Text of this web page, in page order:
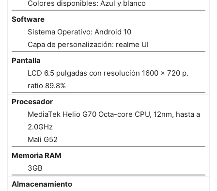
Colores disponibles: Azul y blanco
Software
Sistema Operativo: Android 10
Capa de personalización: realme UI
Pantalla
LCD 6.5 pulgadas con resolución 1600 x 720 p.
ratio 89.8%
Procesador
MediaTek Helio G70 Octa-core CPU, 12nm, hasta a
2.0GHz
Mali G52
Memoria RAM
3GB
Almacenamiento